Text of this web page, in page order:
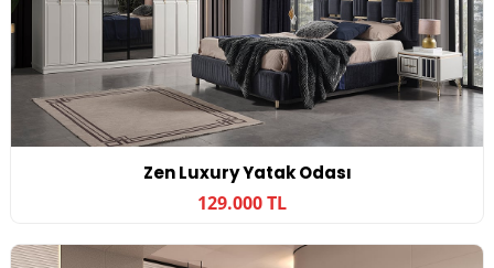
Zen Luxury Yatak Odası
129.000 TL